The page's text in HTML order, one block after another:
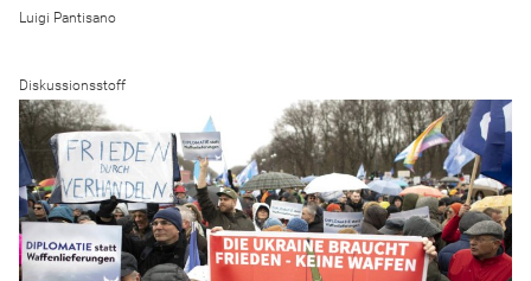
Luigi Pantisano
Diskussionsstoff